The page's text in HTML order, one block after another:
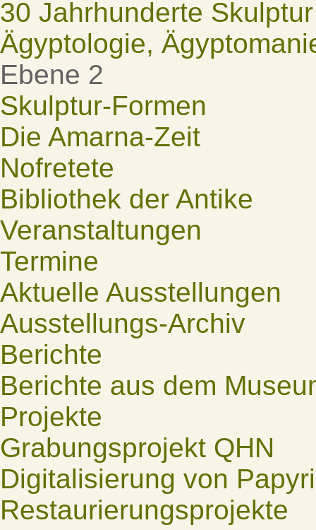
30 Jahrhunderte Skulptur
Ägyptologie,
Ebene 2
Skulptur-Formen
Die Amarna-Zeit
Nofretete
Bibliothek der Antike
Veranstaltungen
Termine
Aktuelle Ausstellungen
Ausstellungs-Archiv
Berichte
Berichte aus dem
Projekte
Grabungsprojekt QHN
Digitalisierung von
Restaurierungsprojekte